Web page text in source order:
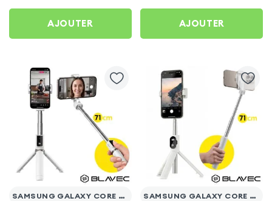
AJOUTER AJOUTER
SAMSUNG GALAXY CORE PRIME VE SAMSUNG GALAXY CORE PRIME VE